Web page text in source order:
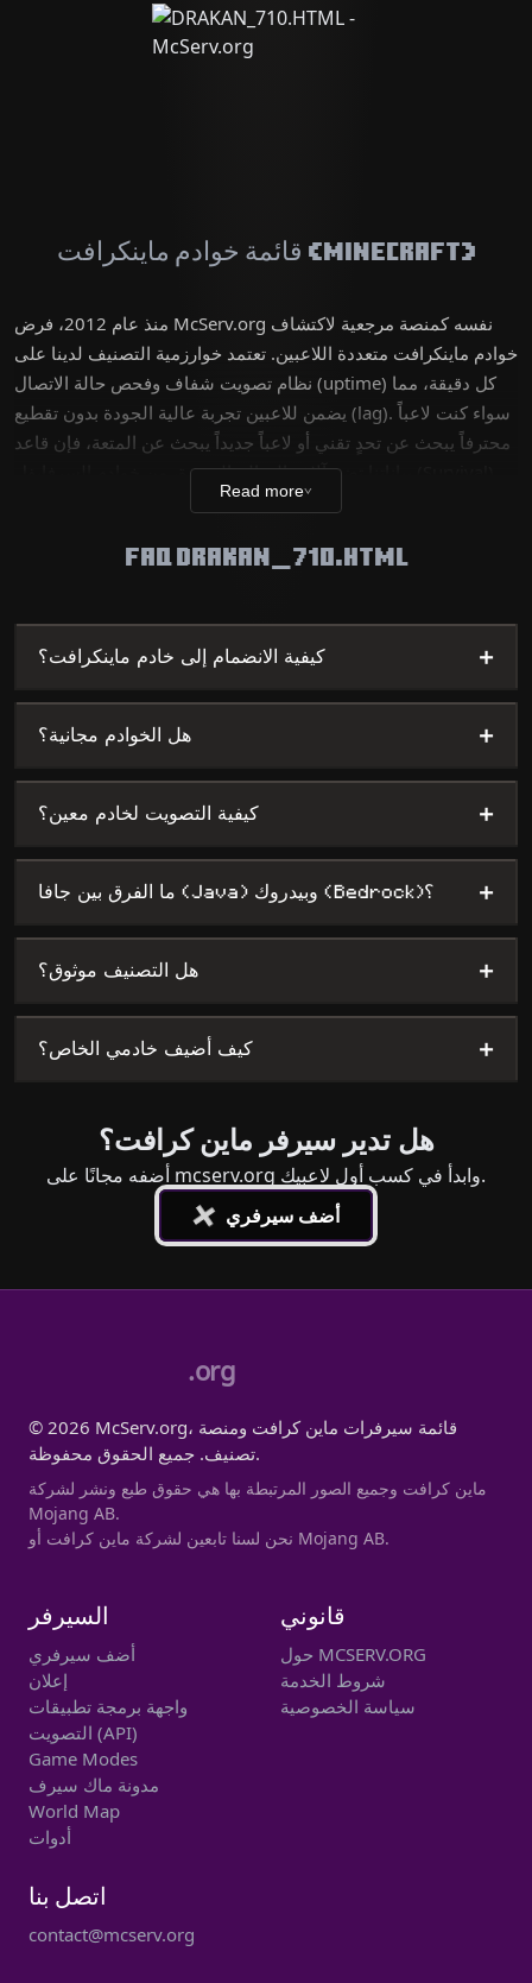
قائمة خوادم ماينكرافت (Minecraft)
منذ عام 2012، فرض McServ.org نفسه كمنصة مرجعية لاكتشاف
خوادم ماينكرافت متعددة اللاعبين. تعتمد خوارزمية التصنيف لدينا على
نظام تصويت شفاف وفحص حالة الاتصال (uptime) كل دقيقة، مما
يضمن للاعبين تجربة عالية الجودة بدون تقطيع (lag). سواء كنت لاعباً
محترفاً يبحث عن تحدٍ تقني أو لاعباً جديداً يبحث عن المتعة، فإن قاعد
بياناتنا تضم آلاف العوالم الفريدة، من خوادم السرفايفل (Survival)
Read more∨
FAQ DRAKAN_710.HTML
كيفية الانضمام إلى خادم ماينكرافت؟ +
هل الخوادم مجانية؟ +
كيفية التصويت لخادم معين؟ +
ما الفرق بين جافا (Java) وبيدروك (Bedrock)؟ +
هل التصنيف موثوق؟ +
كيف أضيف خادمي الخاص؟ +
هل تدير سيرفر ماين كرافت؟
أضفه مجانًا على mcserv.org وابدأ في كسب أول لاعبيك.
+أضف سيرفري
.org
© 2026 McServ.org، قائمة سيرفرات ماين كرافت ومنصة
تصنيف. جميع الحقوق محفوظة.
ماين كرافت وجميع الصور المرتبطة بها هي حقوق طبع ونشر لشركة
Mojang AB.
نحن لسنا تابعين لشركة ماين كرافت أو Mojang AB.
السيرفر
أضف سيرفري
إعلان
واجهة برمجة تطبيقات
التصويت (API)
Game Modes
مدونة ماك سيرف
World Map
أدوات
قانوني
حول MCSERV.ORG
شروط الخدمة
سياسة الخصوصية
اتصل بنا
contact@mcserv.org